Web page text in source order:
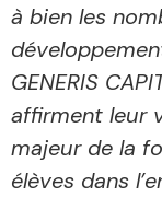
à bien les
GENERIS
affirment leur
majeur de la
élèves dans